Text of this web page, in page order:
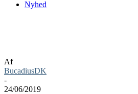
Nyhed
Af
BucadiusDK
-
24/06/2019